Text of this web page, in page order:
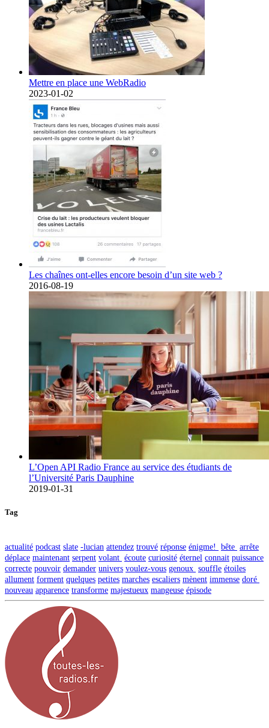
Mettre en place une WebRadio
2023-01-02
Les chaînes ont-elles encore besoin d’un site web ?
2016-08-19
L’Open API Radio France au service des étudiants de
l’Université Paris Dauphine
2019-01-31
Tag
actualité podcast slate -lucian attendez trouvé réponse énigme! bête arrête
déplace maintenant serpent volant écoute curiosité éternel connait puissance
correcte pouvoir demander univers voulez-vous genoux souffle étoiles
allument forment quelques petites marches escaliers mènent immense doré
nouveau apparence transforme majestueux mangeuse épisode